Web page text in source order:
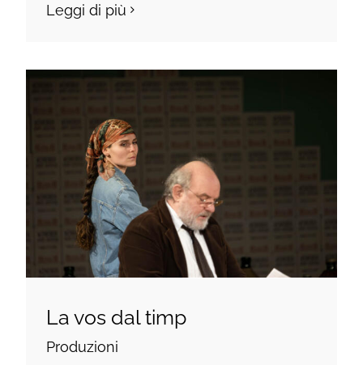
Leggi di più
La vos dal timp
Produzioni